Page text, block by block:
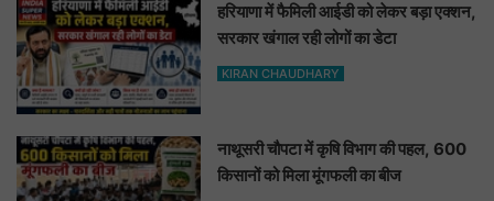
हरियाणा में फैमिली आईडी को लेकर बड़ा एक्शन,
सरकार खंगाल रही लोगों का डेटा
KIRAN CHAUDHARY
नाथूसरी चौपटा में कृषि विभाग की पहल, 600
किसानों को मिला मूंगफली का बीज